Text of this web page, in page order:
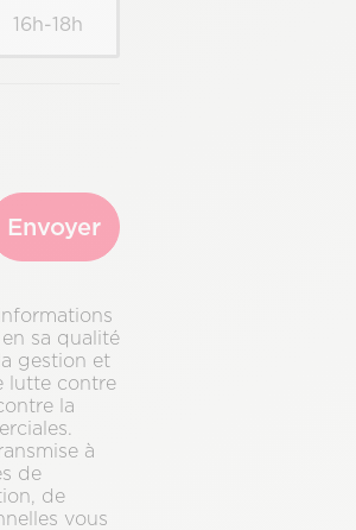
16h-18h
Envoyer
sa qualité
gestion et
lutte contre
la
à
de
de
vous